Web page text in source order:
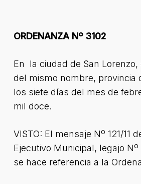
ORDENANZA Nº 3102
En la ciudad de San
del mismo nombre, provincia
los siete días del mes de
mil doce.
VISTO: El mensaje Nº 121/11
Ejecutivo Municipal, legajo
se hace referencia a la